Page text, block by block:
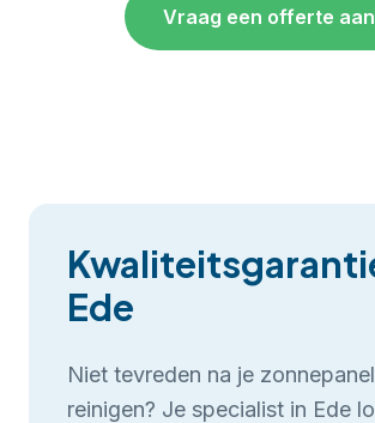
Vraag een offerte aan
Ede
Niet tevreden na je
reinigen? Je specialist in Ede